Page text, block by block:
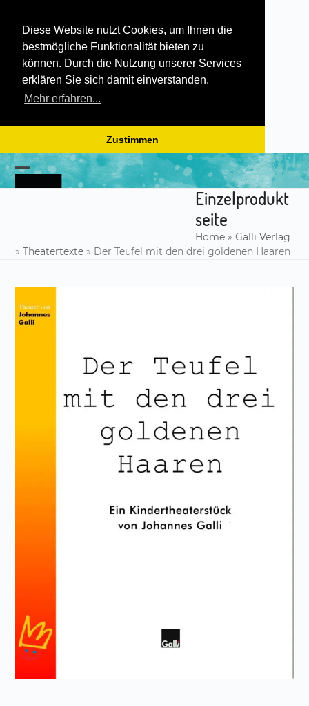
Diese Website nutzt Cookies, um Ihnen die
bestmögliche Funktionalität bieten zu
können. Durch die Nutzung unserer Services
erklären Sie sich damit einverstanden.
Mehr erfahren...
Zustimmen
Skip
to
content
Open
Close
Einzelprodukt
seite
Home» Galli Verlag
»Theatertexte » Der Teufel mit den drei goldenen Haaren